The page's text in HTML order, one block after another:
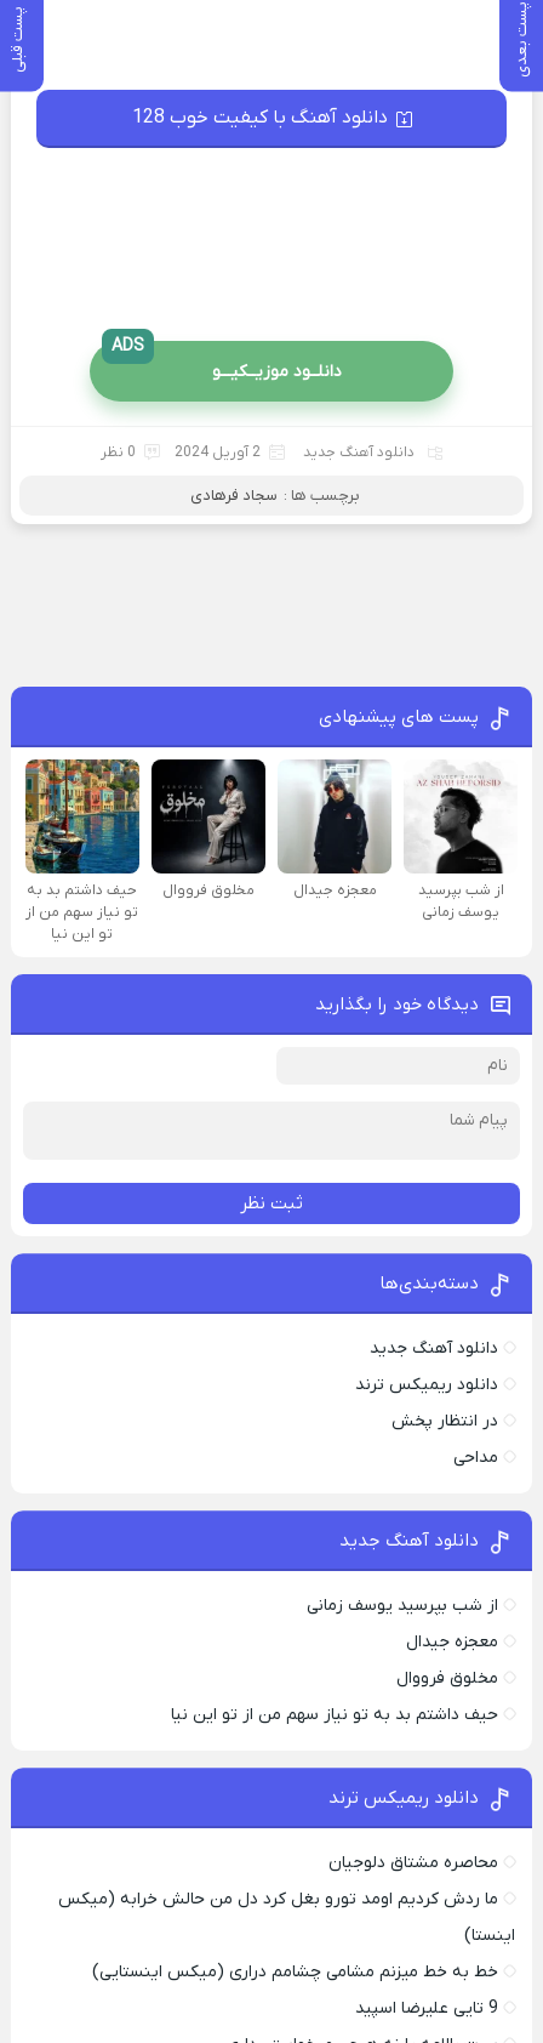
پست بعدی پست قبلی
دانلود آهنگ با کیفیت خوب 128
دانلــود موزیــکیـــو
ADS
دانلود آهنگ جدید 2 آوریل 2024 0 نظر
برچسب ها : سجاد فرهادی
پست های پیشنهادی
از شب بپرسید
یوسف زمانی
معجزه جیدال مخلوق فرووال
حیف داشتم بد به
تو نیاز سهم من از
تو این نیا
دیدگاه خود را بگذارید
ثبت نظر
دسته‌بندی‌ها
دانلود آهنگ جدید
دانلود ریمیکس ترند
در انتظار پخش
مداحی
دانلود آهنگ جدید
از شب بپرسید یوسف زمانی
معجزه جیدال
مخلوق فرووال
حیف داشتم بد به تو نیاز سهم من از تو این نیا
دانلود ریمیکس ترند
محاصره مشتاق دلوجیان
ما ردش کردیم اومد تورو بغل کرد دل من حالش خرابه (میکس
اینستا)
خط به خط میزنم مشامی چشامم دراری (میکس اینستایی)
9 تایی علیرضا اسپید